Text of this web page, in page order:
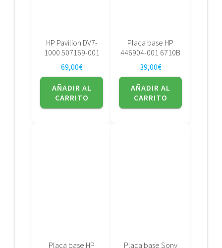
HP Pavilion DV7-
1000 507169-001
69,00€
AÑADIR AL
CARRITO
Placa base HP
446904-001 6710B
39,00€
AÑADIR AL
CARRITO
Placa base HP
Placa base Sony